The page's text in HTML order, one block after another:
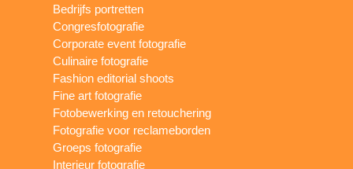
Bedrijfs portretten
Congresfotografie
Corporate event fotografie
Culinaire fotografie
Fashion editorial shoots
Fine art fotografie
Fotobewerking en retouchering
Fotografie voor reclameborden
Groeps fotografie
Interieur fotografie